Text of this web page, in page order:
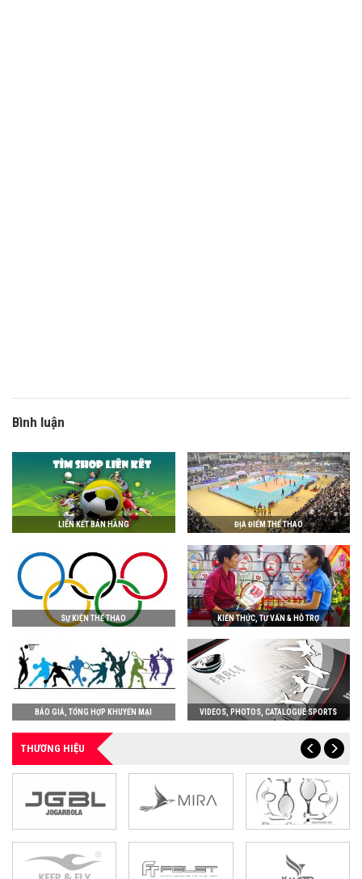
Bình luận
LIÊN KẾT BÁN HÀNG ĐỊA ĐIỂM THỂ THAO
SỰ KIỆN THỂ THAO KIẾN THỨC, TƯ VẤN & HỖ TRỢ
BÁO GIÁ, TỔNG HỢP KHUYẾN MẠI VIDEOS, PHOTOS, CATALOGUE SPORTS
THƯƠNG HIỆU